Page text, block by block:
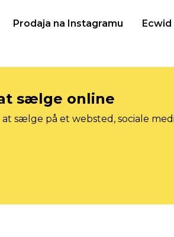
Prodaja na Instagramu Ecwid
sælge online
sælge på et websted, sociale